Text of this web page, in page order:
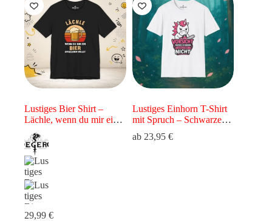
Lustiges Bier Shirt –
Lächle, wenn du mir ein
Bier spendieren willst
29,99 €
Lustiges Einhorn T-Shirt
mit Spruch – Schwarzer
ab 23,95 €